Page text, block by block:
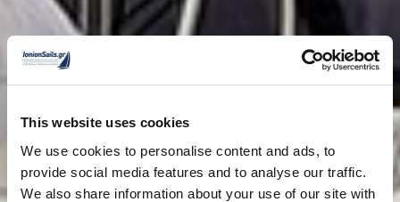
This website uses cookies
We use cookies to personalise content and ads, to
provide social media features and to analyse our traffic.
We also share information about your use of our site with